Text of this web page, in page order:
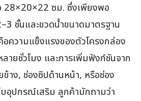
28×20×22 ซม. ซึ่งเพียงพอ
ชั้นและขวดน้ำขนาดมาตรฐาน
ความแข็งแรงของตัวโครงกล่อง
ายชั่วโมง และการเพิ่มฟังก์ชันจาก
ข้าง, ช่องซิปด้านหน้า, หรือช่อง
บอุปกรณ์เสริม ลูกค้ามักถามว่า